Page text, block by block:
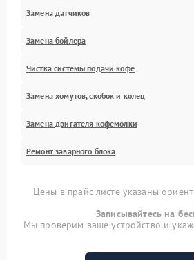
Замена датчиков
Замена бойлера
Чистка системы подачи кофе
Замена хомутов, скобок и колец
Замена двигателя кофемолки
Ремонт заварного блока
Цены в прайс-листе указаны
Записывайтесь на
Мы проверим ваше устройство и